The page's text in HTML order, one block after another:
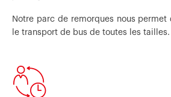
Notre parc de remorques nous
le transport de bus de toutes les tailles.